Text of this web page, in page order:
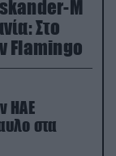
M
Στο
Flamingo
ΗΑΕ
στα